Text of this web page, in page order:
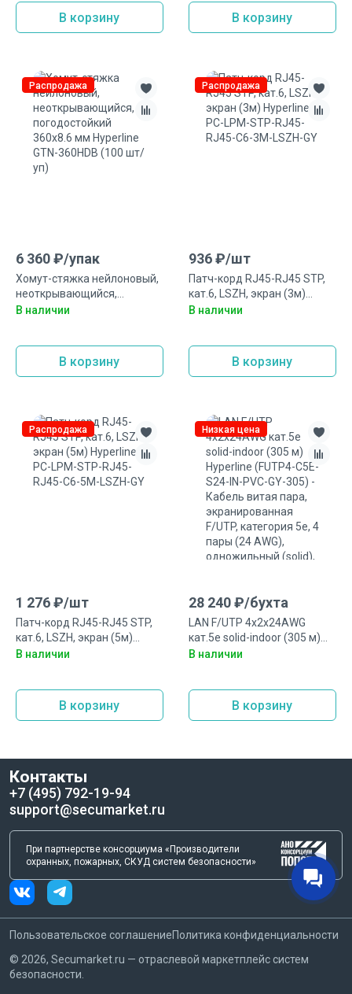
В корзину В корзину
Распродажа
6 360₽/упак
Хомут-стяжка нейлоновый,
неоткрывающийся,
погодостойкий 360x8.6 мм
В наличии
В корзину
Распродажа
936₽/шт
Патч-корд RJ45-RJ45 STP,
кат.6, LSZH, экран (3м)
Hyperline PC-LPM-STP-RJ45-
В наличии
В корзину
Распродажа
1 276₽/шт
Патч-корд RJ45-RJ45 STP,
кат.6, LSZH, экран (5м)
Hyperline PC-LPM-STP-RJ45-
В наличии
В корзину
Низкая цена
28 240₽/бухта
LAN F/UTP 4x2x24AWG
кат.5е solid-indoor (305 м)
Hyperline (FUTP4-C5E-S24-
экранированная F/UTP,
категория 5e, 4 пары (24
– +75°C, серый
В наличии
В корзину
Контакты
+7 (495) 792-19-94
support@secumarket.ru
При партнерстве консорциума «Производители
охранных, пожарных, СКУД систем безопасности»
Пользовательское соглашениеПолитика конфиденциальности
© 2026, Secumarket.ru — отраслевой маркетплейс систем
безопасности.